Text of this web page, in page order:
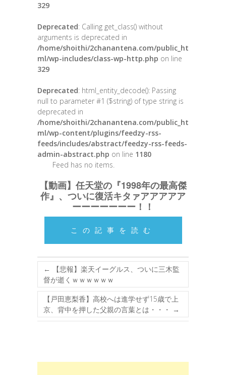
329
Deprecated: Calling get_class() without
arguments is deprecated in
/home/shoithi/2chanantena.com/public_ht
ml/wp-includes/class-wp-http.php on line
329
Deprecated: html_entity_decode(): Passing
null to parameter #1 ($string) of type string is
deprecated in
/home/shoithi/2chanantena.com/public_ht
ml/wp-content/plugins/feedzy-rss-
feeds/includes/abstract/feedzy-rss-feeds-
admin-abstract.php on line 1180
Feed has no items.
【動画】任天堂の『1998年の最高傑
作』、ついに復活キタァアアアアア
ーーーーーーー！！
この記事を読む
←
【悲報】楽天イーグルス、ついに三木監
督が逝くｗｗｗｗｗｗ
【戸田恵梨香】高校へは進学せず15歳で上
京、背中を押した父親の言葉とは・・・
→